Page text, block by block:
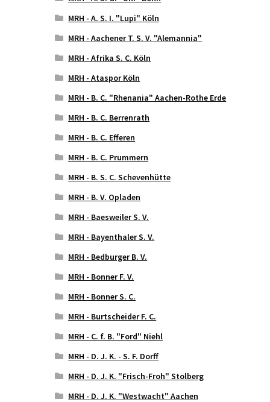
MRH - A. S. I. "Lupi" Köln
MRH - Aachener T. S. V. "Alemannia"
MRH - Afrika S. C. Köln
MRH - Ataspor Köln
MRH - B. C. "Rhenania" Aachen-Rothe Erde
MRH - B. C. Berrenrath
MRH - B. C. Efferen
MRH - B. C. Prummern
MRH - B. S. C. Schevenhütte
MRH - B. V. Opladen
MRH - Baesweiler S. V.
MRH - Bayenthaler S. V.
MRH - Bedburger B. V.
MRH - Bonner F. V.
MRH - Bonner S. C.
MRH - Burtscheider F. C.
MRH - C. f. B. "Ford" Niehl
MRH - D. J. K. - S. F. Dorff
MRH - D. J. K. "Frisch-Froh" Stolberg
MRH - D. J. K. "Westwacht" Aachen